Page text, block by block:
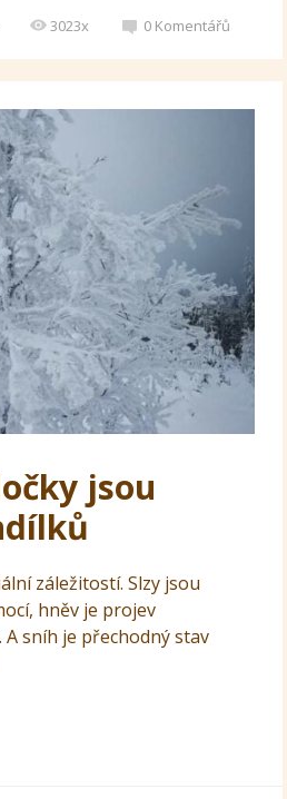
3023x 0 Komentářů
jsou
záležitostí. Slzy jsou
hněv je projev
sníh je přechodný stav